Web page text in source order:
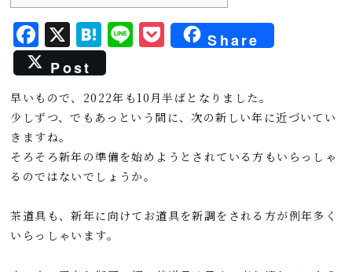
F
a
c
e
b
o
o
k
X H
a
t
e
n
a
L
i
n
e
P
o
c
k
e
t
Share
Post
早いもので、2022年も10月半ばとなりました。
少しずつ、でもあっという間に、次の新しい年に近づいてい
きますね。
そろそろ新年の準備を始めようとされている方もいらっしゃ
るのではないでしょうか。
茶道具も、新年に向けてお道具を新調をされる方が例年多く
いらっしゃいます。